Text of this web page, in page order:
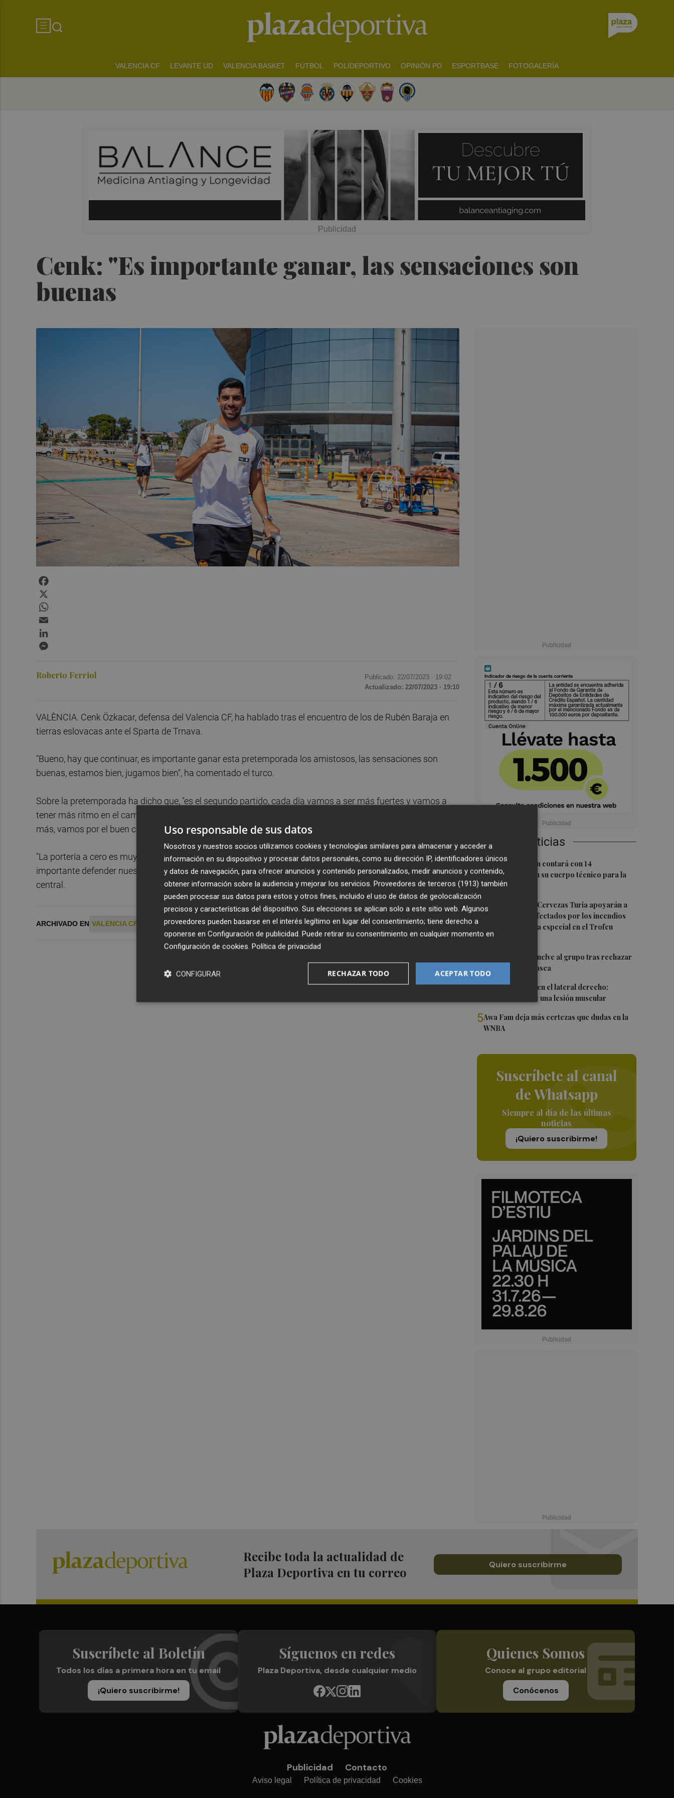
VALENCIA CF LEVANTE UD VALENCIA BASKET FUTBOL POLIDEPORTIVO OPINIÓN PD ESPORTBASE FOTOGALERÍA
Cenk: "Es importante ganar, las sensaciones son
buenas
Últimas Noticias
1 Carlos Corberán contará con 14
profesionales en su cuerpo técnico para la
2026-27
2El Valencia CF y Cervezas Turia apoyarán a
los hosteleros afectados por los incendios
con una iniciativa especial en el Trofeu
Taronja
André Almeida vuelve al grupo tras rechazar
su salida al Swansea
4Más problemas en el lateral derecho:
Monferrer sufre una lesión muscular
5Awa Fam deja más certezas que dudas en la
WNBA
Suscríbete al canal
de Whatsapp
Siempre al día de las últimas
noticias
¡Quiero suscribirme!
Roberto Ferriol Publicado: 22/07/2023 · 19:02
Actualizado: 22/07/2023 · 19:10
VALÈNCIA. Cenk Özkacar, defensa del Valencia CF, ha hablado tras el encuentro de los de Rubén Baraja en
tierras eslovacas ante el Sparta de Trnava.
"Bueno, hay que continuar, es importante ganar esta pretemporada los amistosos, las sensaciones son
buenas, estamos bien, jugamos bien", ha comentado el turco.
Sobre la pretemporada ha dicho que, "es el segundo partido, cada día vamos a ser más fuertes y vamos a
tener más ritmo en el campo, jugamos como un equipo, como una familia pero hay que seguir y trabajar
más, vamos por el buen camino".
"La portería a cero es muy importante, si la dejamos a cero vamos a ganar partidos marcando un gol, es
importante defender nuestra portería, es algo muy importante esta temporada para nosotros", ha cerrado en
central.
ARCHIVADO EN VALENCIA CF PRETEMPORADA CENK OZKACAR
Recibe toda la actualidad de
Plaza Deportiva en tu correo
Quiero suscribirme
Suscríbete al Boletín
Todos los días a primera hora en tu email
¡Quiero suscribirme!
Síguenos en redes
Plaza Deportiva, desde cualquier medio
Quienes Somos
Conoce al grupo editorial
Conócenos
Publicidad Contacto
Aviso legal Política de privacidad Cookies
Uso responsable de sus datos
Nosotros y nuestros socios utilizamos cookies y tecnologías similares para almacenar y acceder a
información en su dispositivo y procesar datos personales, como su dirección IP, identificadores únicos
y datos de navegación, para ofrecer anuncios y contenido personalizados, medir anuncios y contenido,
obtener información sobre la audiencia y mejorar los servicios. Proveedores de terceros (1913) también
pueden procesar sus datos para estos y otros fines, incluido el uso de datos de geolocalización
precisos y características del dispositivo. Sus elecciones se aplican solo a este sitio web. Algunos
proveedores pueden basarse en el interés legítimo en lugar del consentimiento; tiene derecho a
oponerse en Configuración de publicidad. Puede retirar su consentimiento en cualquier momento en
Configuración de cookies. Política de privacidad
ACEPTAR TODO
RECHAZAR TODO
CONFIGURAR